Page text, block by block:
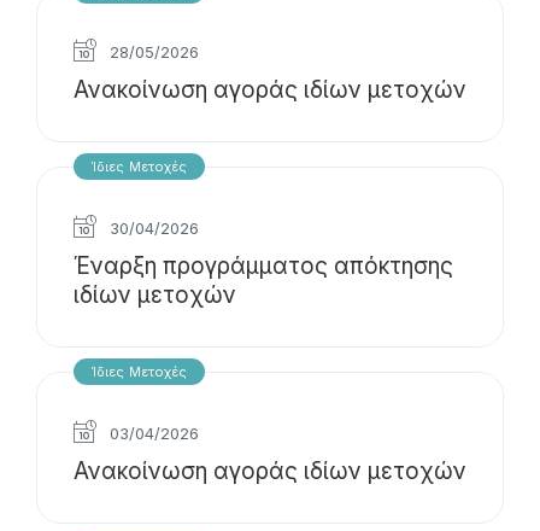
28/05/2026
Ανακοίνωση αγοράς ιδίων μετοχών
Ίδιες Μετοχές
30/04/2026
Έναρξη προγράμματος απόκτησης
ιδίων μετοχών
Ίδιες Μετοχές
03/04/2026
Ανακοίνωση αγοράς ιδίων μετοχών